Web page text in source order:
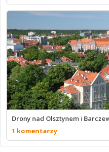
Drony nad Olsztynem i
1 komentarzy